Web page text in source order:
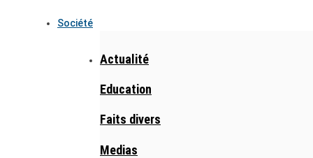
Société
Actualité
Education
Faits divers
Medias